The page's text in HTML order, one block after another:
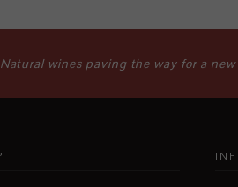
Natural wines paving the way for a